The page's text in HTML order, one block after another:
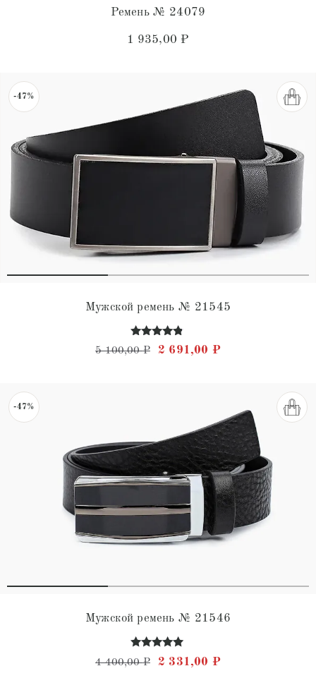
Ремень № 24079
1 935,00 ₽
-47%
Мужской ремень № 21545
Оценка
4.64
5 100,00₽ Первоначальная цена
2 691,00 ₽Текущая цена:
-47%
Мужской ремень № 21546
Оценка
4.82
4 400,00₽ Первоначальная цена
2 331,00 ₽Текущая цена: